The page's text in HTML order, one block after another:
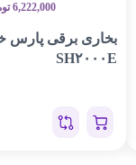
6,222,000
بخاری برقی پارس
SH۲۰۰۰E